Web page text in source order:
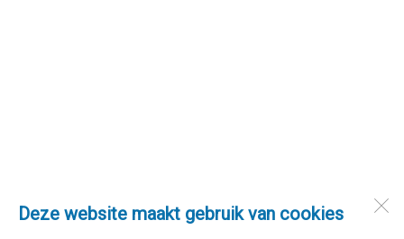
Deze website maakt gebruik van cookies